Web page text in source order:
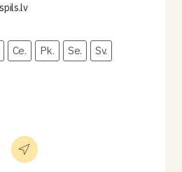
Ce. Pk. Se.
Sv.